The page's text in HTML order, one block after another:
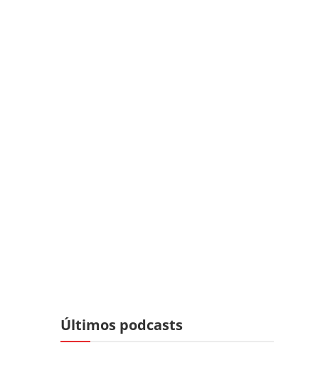
Últimos podcasts